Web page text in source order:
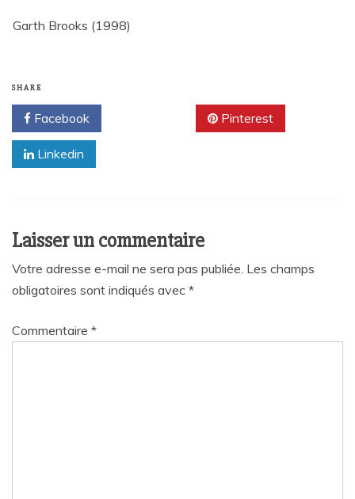
Garth Brooks (1998)
SHARE
Facebook Pinterest
Linkedin
Laisser un commentaire
Votre adresse e-mail ne sera pas publiée. Les champs
obligatoires sont indiqués avec *
Commentaire *